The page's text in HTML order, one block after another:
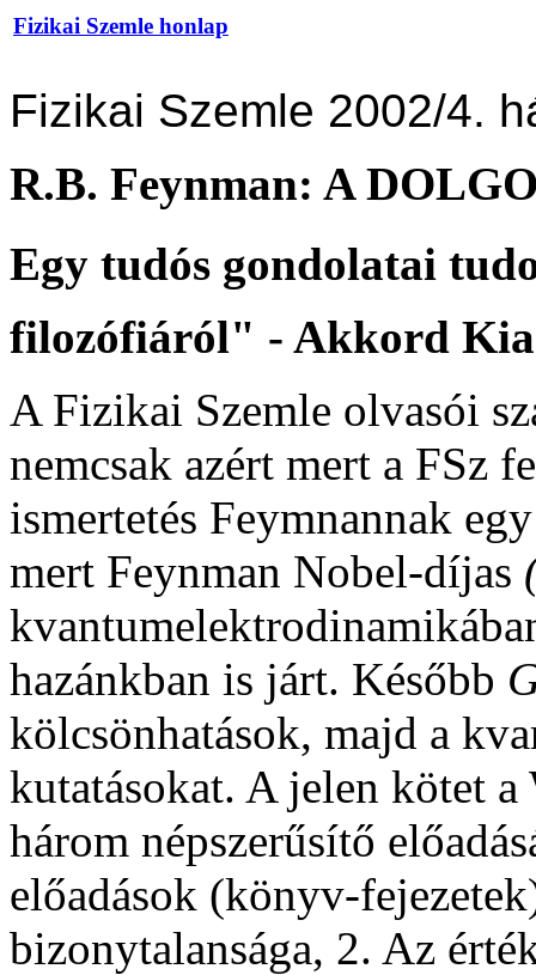
Fizikai Szemle honlap
Fizikai Szemle 2002/4.
R.B. Feynman: A
Egy tudós gondolatai
filozófiáról" - Akkord
A Fizikai Szemle olvasói
nemcsak azért mert a FSz
ismertetés Feymnannak
mert Feynman Nobel-díjas
hazánkban is járt. Később
kölcsönhatások, majd a
kutatásokat. A jelen kötet
három népszerűsítő
előadások (könyv-
bizonytalansága, 2. Az